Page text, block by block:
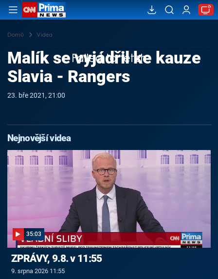
Domů Videa
Failed to fetch
Malík se vyjádřil ke kauze
Slavia - Rangers
23. bře 2021, 21:00
Nejnovější videa
35:03
ZPRÁVY, 9.8. v 11:55
9. srpna 2026 11:55